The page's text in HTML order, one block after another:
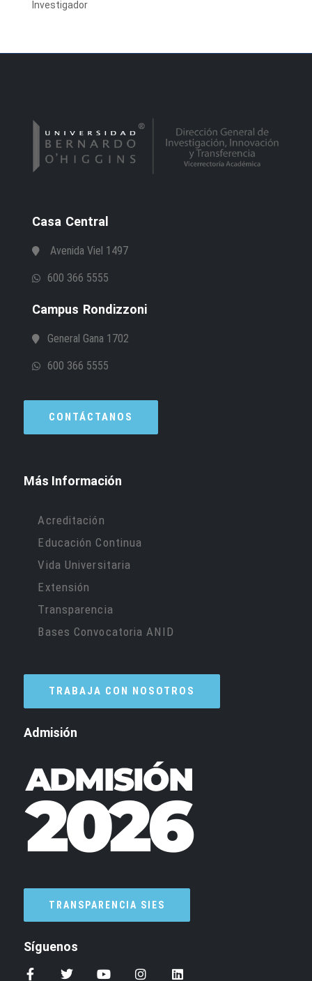
Investigador
Casa Central
Avenida Viel 1497
600 366 5555
Campus Rondizzoni
General Gana 1702
600 366 5555
CONTÁCTANOS
Más Información
Acreditación
Educación Continua
Vida Universitaria
Extensión
Transparencia
Bases Convocatoria ANID
TRABAJA CON NOSOTROS
Admisión
TRANSPARENCIA SIES
Síguenos